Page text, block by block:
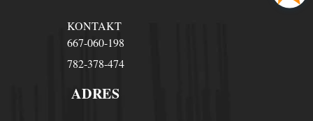
ADRES
KONTAKT
667-060-198
782-378-474